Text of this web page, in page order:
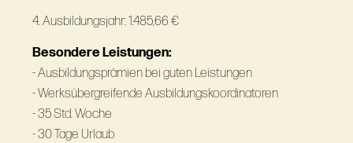
4. Ausbildungsjahr: 1.485,66 €
Besondere Leistungen:
- Ausbildungsprämien bei guten Leistungen
- Werksübergreifende Ausbildungskoordinatoren
- 35 Std. Woche
- 30 Tage Urlaub